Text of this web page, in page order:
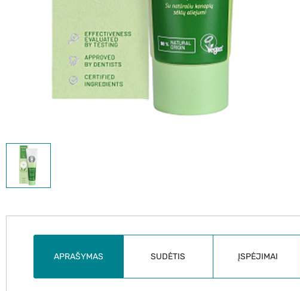
APRAŠYMAS SUDĖTIS ĮSPĖJIMAI